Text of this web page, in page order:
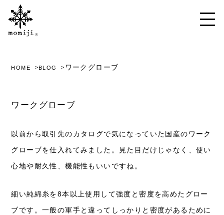
HOME BLOG ワークグローブ
ワークグローブ
以前から取引先のカタログで気になっていた国産のワーク
グローブを仕入れてみました。見た目だけじゃなく、使い
心地や耐久性、機能性もいいですね。
細い純綿糸を8本以上使用して強度と密度を高めたグロー
ブです。一般の軍手と違ってしっかりと密度があるために